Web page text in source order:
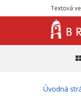
Textová
Úvodná